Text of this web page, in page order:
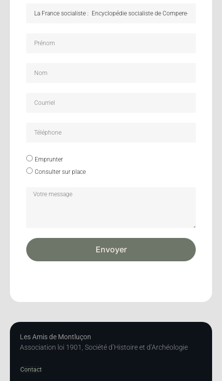
Emprunter
Consulter sur place
Envoyer
Les Amis de Montluçon
Association loi 1901, Société d’Histoire et d’Archéologie
Contact